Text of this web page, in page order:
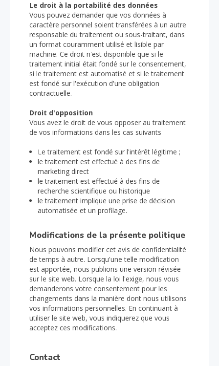
Le droit à la portabilité des données
Vous pouvez demander que vos données à
caractère personnel soient transférées à un autre
responsable du traitement ou sous-traitant, dans
un format couramment utilisé et lisible par
machine. Ce droit n'est disponible que si le
traitement initial était fondé sur le consentement,
si le traitement est automatisé et si le traitement
est fondé sur l'exécution d'une obligation
contractuelle.
Droit d'opposition
Vous avez le droit de vous opposer au traitement
de vos informations dans les cas suivants
Le traitement est fondé sur l'intérêt légitime ;
le traitement est effectué à des fins de
marketing direct
le traitement est effectué à des fins de
recherche scientifique ou historique
le traitement implique une prise de décision
automatisée et un profilage.
Modifications de la présente politique
Nous pouvons modifier cet avis de confidentialité
de temps à autre. Lorsqu'une telle modification
est apportée, nous publions une version révisée
sur le site web. Lorsque la loi l'exige, nous vous
demanderons votre consentement pour les
changements dans la manière dont nous utilisons
vos informations personnelles. En continuant à
utiliser le site web, vous indiquerez que vous
acceptez ces modifications.
Contact